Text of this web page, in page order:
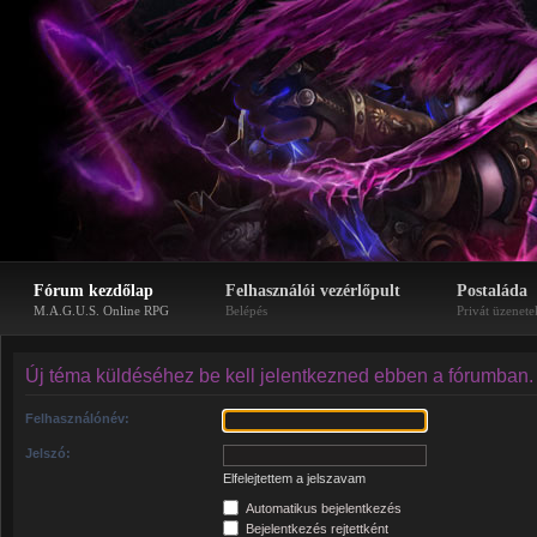
Fórum kezdőlap
M.A.G.U.S. Online RPG
Felhasználói vezérlőpult
Belépés
Postaláda
Privát
Új téma küldéséhez be kell jelentkezned ebben a fórumban.
Felhasználónév:
Jelszó:
Elfelejtettem a jelszavam
Automatikus bejelentkezés
Bejelentkezés rejtettként